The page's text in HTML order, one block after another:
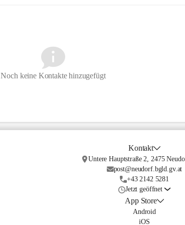
Noch keine Kontakte hinzugefügt
Kontakt
Untere Hauptstraße 2, 2475
post@neudorf.bgld.gv.at
+43 2142 5281
Jetzt geöffnet
App Store
Android
iOS